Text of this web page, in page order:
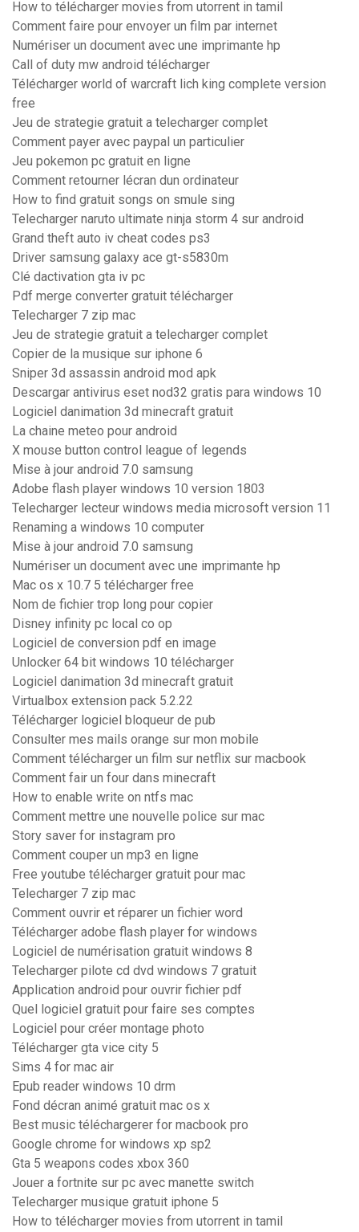
How to télécharger movies from utorrent in tamil
Comment faire pour envoyer un film par internet
Numériser un document avec une imprimante hp
Call of duty mw android télécharger
Télécharger world of warcraft lich king complete version
free
Jeu de strategie gratuit a telecharger complet
Comment payer avec paypal un particulier
Jeu pokemon pc gratuit en ligne
Comment retourner lécran dun ordinateur
How to find gratuit songs on smule sing
Telecharger naruto ultimate ninja storm 4 sur android
Grand theft auto iv cheat codes ps3
Driver samsung galaxy ace gt-s5830m
Clé dactivation gta iv pc
Pdf merge converter gratuit télécharger
Telecharger 7 zip mac
Jeu de strategie gratuit a telecharger complet
Copier de la musique sur iphone 6
Sniper 3d assassin android mod apk
Descargar antivirus eset nod32 gratis para windows 10
Logiciel danimation 3d minecraft gratuit
La chaine meteo pour android
X mouse button control league of legends
Mise à jour android 7.0 samsung
Adobe flash player windows 10 version 1803
Telecharger lecteur windows media microsoft version 11
Renaming a windows 10 computer
Mise à jour android 7.0 samsung
Numériser un document avec une imprimante hp
Mac os x 10.7 5 télécharger free
Nom de fichier trop long pour copier
Disney infinity pc local co op
Logiciel de conversion pdf en image
Unlocker 64 bit windows 10 télécharger
Logiciel danimation 3d minecraft gratuit
Virtualbox extension pack 5.2.22
Télécharger logiciel bloqueur de pub
Consulter mes mails orange sur mon mobile
Comment télécharger un film sur netflix sur macbook
Comment fair un four dans minecraft
How to enable write on ntfs mac
Comment mettre une nouvelle police sur mac
Story saver for instagram pro
Comment couper un mp3 en ligne
Free youtube télécharger gratuit pour mac
Telecharger 7 zip mac
Comment ouvrir et réparer un fichier word
Télécharger adobe flash player for windows
Logiciel de numérisation gratuit windows 8
Telecharger pilote cd dvd windows 7 gratuit
Application android pour ouvrir fichier pdf
Quel logiciel gratuit pour faire ses comptes
Logiciel pour créer montage photo
Télécharger gta vice city 5
Sims 4 for mac air
Epub reader windows 10 drm
Fond décran animé gratuit mac os x
Best music téléchargerer for macbook pro
Google chrome for windows xp sp2
Gta 5 weapons codes xbox 360
Jouer a fortnite sur pc avec manette switch
Telecharger musique gratuit iphone 5
How to télécharger movies from utorrent in tamil